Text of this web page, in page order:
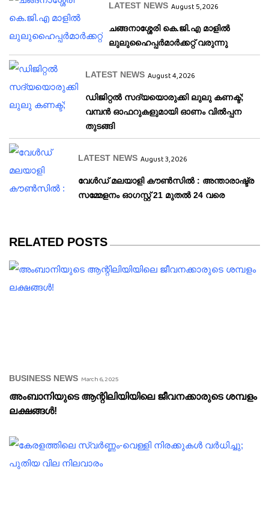
LATEST NEWS August 5, 2026
ചങ്ങനാശ്ശേരി കെ.ജി.എ മാളിൽ
ലുലുഹൈപ്പർമാർക്കറ്റ് വരുന്നു
LATEST NEWS August 4, 2026
ഡിജിറ്റൽ സദ്യയൊരുക്കി ലുലു കണക്ട്;
വമ്പൻ ഓഫറുകളുമായി ഓണം വിൽപ്പന
തുടങ്ങി
LATEST NEWS August 3, 2026
വേള്‍ഡ് മലയാളി കൗണ്‍സില്‍ : അന്താരാഷ്ട്ര
സമ്മേളനം ഓഗസ്റ്റ് 21 മുതല്‍ 24 വരെ
RELATED POSTS
BUSINESS NEWS March 6, 2025
അംബാനിയുടെ ആന്റിലിയിയിലെ ജീവനക്കാരുടെ ശമ്പളം
ലക്ഷങ്ങൾ!